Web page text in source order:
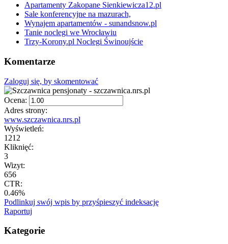
Apartamenty Zakopane Sienkiewicza12.pl
Sale konferencyjne na mazurach,
Wynajem apartamentów - sunandsnow.pl
Tanie noclegi we Wrocławiu
Trzy-Korony.pl Noclegi Świnoujście
Komentarze
Zaloguj się, by skomentować
Ocena:
Adres strony:
www.szczawnica.nrs.pl
Wyświetleń:
1212
Kliknięć:
3
Wizyt:
656
CTR:
0.46%
Podlinkuj swój wpis by przyśpieszyć indeksację
Raportuj
Kategorie